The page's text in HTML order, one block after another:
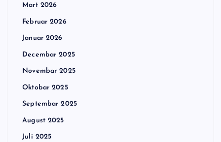
Mart 2026
Februar 2026
Januar 2026
Decembar 2025
Novembar 2025
Oktobar 2025
Septembar 2025
August 2025
Juli 2025